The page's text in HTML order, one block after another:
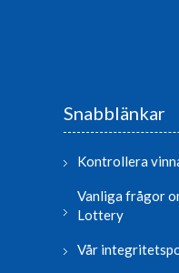
Snabblänkar
Kontrollera
Vanliga frågor
Lottery
Vår